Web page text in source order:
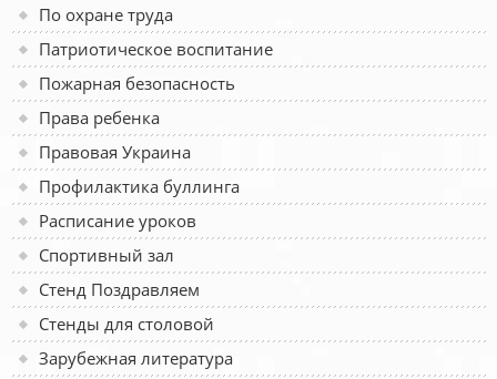
По охране труда
Патриотическое воспитание
Пожарная безопасность
Права ребенка
Правовая Украина
Профилактика буллинга
Расписание уроков
Спортивный зал
Стенд Поздравляем
Стенды для столовой
Зарубежная литература